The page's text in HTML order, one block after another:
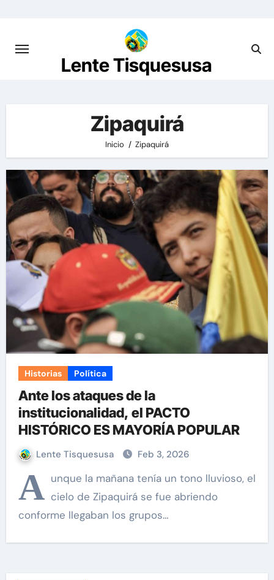
contenido
Lente Tisquesusa
Zipaquirá
Inicio Zipaquirá
Historias Política
Ante los ataques de la
institucionalidad, el PACTO
HISTÓRICO ES MAYORÍA POPULAR
Lente Tisquesusa Feb 3, 2026
A unque la mañana tenía un tono lluvioso, el
cielo de Zipaquirá se fue abriendo
conforme llegaban los grupos…